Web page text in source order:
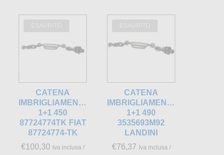
CATENA
IMBRIGLIAMENTO
1+1 450
87724774TK FIAT
87724774-TK
€100,30 Iva inclusa /
CATENA
IMBRIGLIAMENTO
1+1 490
3535693M92
LANDINI
€ 76,37 Iva inclusa /